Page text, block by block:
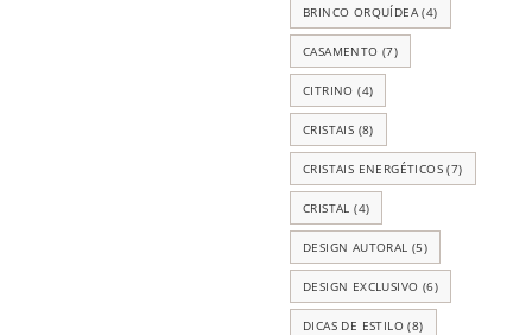
BRINCO ORQUÍDEA (4)
CASAMENTO (7)
CITRINO (4)
CRISTAIS (8)
CRISTAIS ENERGÉTICOS (7)
CRISTAL (4)
DESIGN AUTORAL (5)
DESIGN EXCLUSIVO (6)
DICAS DE ESTILO (8)